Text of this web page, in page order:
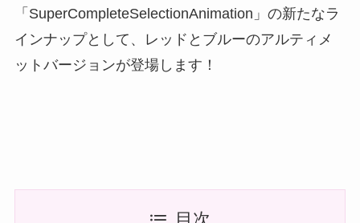
「SuperCompleteSelectionAnimation」の新たなラ
インナップとして、レッドとブルーのアルティメ
ットバージョンが登場します！